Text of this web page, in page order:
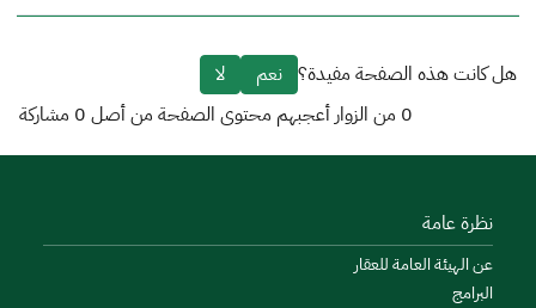
هل كانت هذه الصفحة مفيدة؟ نعم
لا
0 من الزوار أعجبهم محتوى الصفحة من أصل 0 مشاركة
نظرة عامة
عن الهيئة العامة للعقار
البرامج